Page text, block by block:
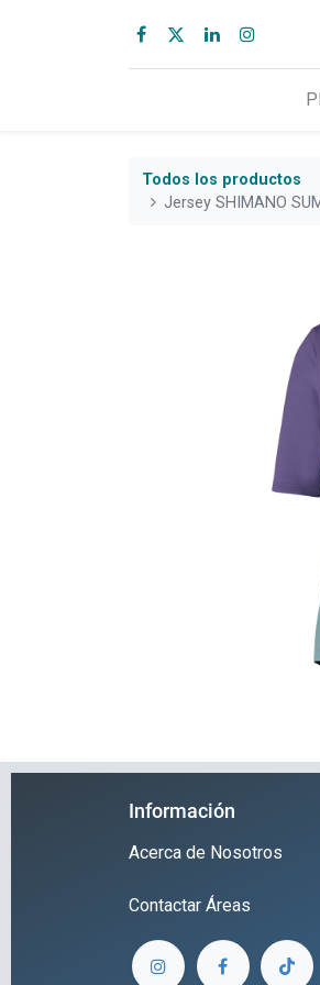
Todos los productos
Jersey SHIMANO
Información
Acerca de Nosotros
Contactar Áreas